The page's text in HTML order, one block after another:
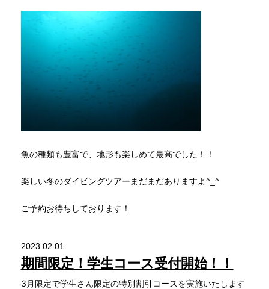
魚の種類も豊富で、地形も楽しめて最高でした！！
楽しい冬のダイビングツアーまだまだありますよ^_^
ご予約お待ちしております！
2023.02.01
期間限定！学生コース受付開始！！
3月限定で学生さん限定の特別割引コースを実施いたします